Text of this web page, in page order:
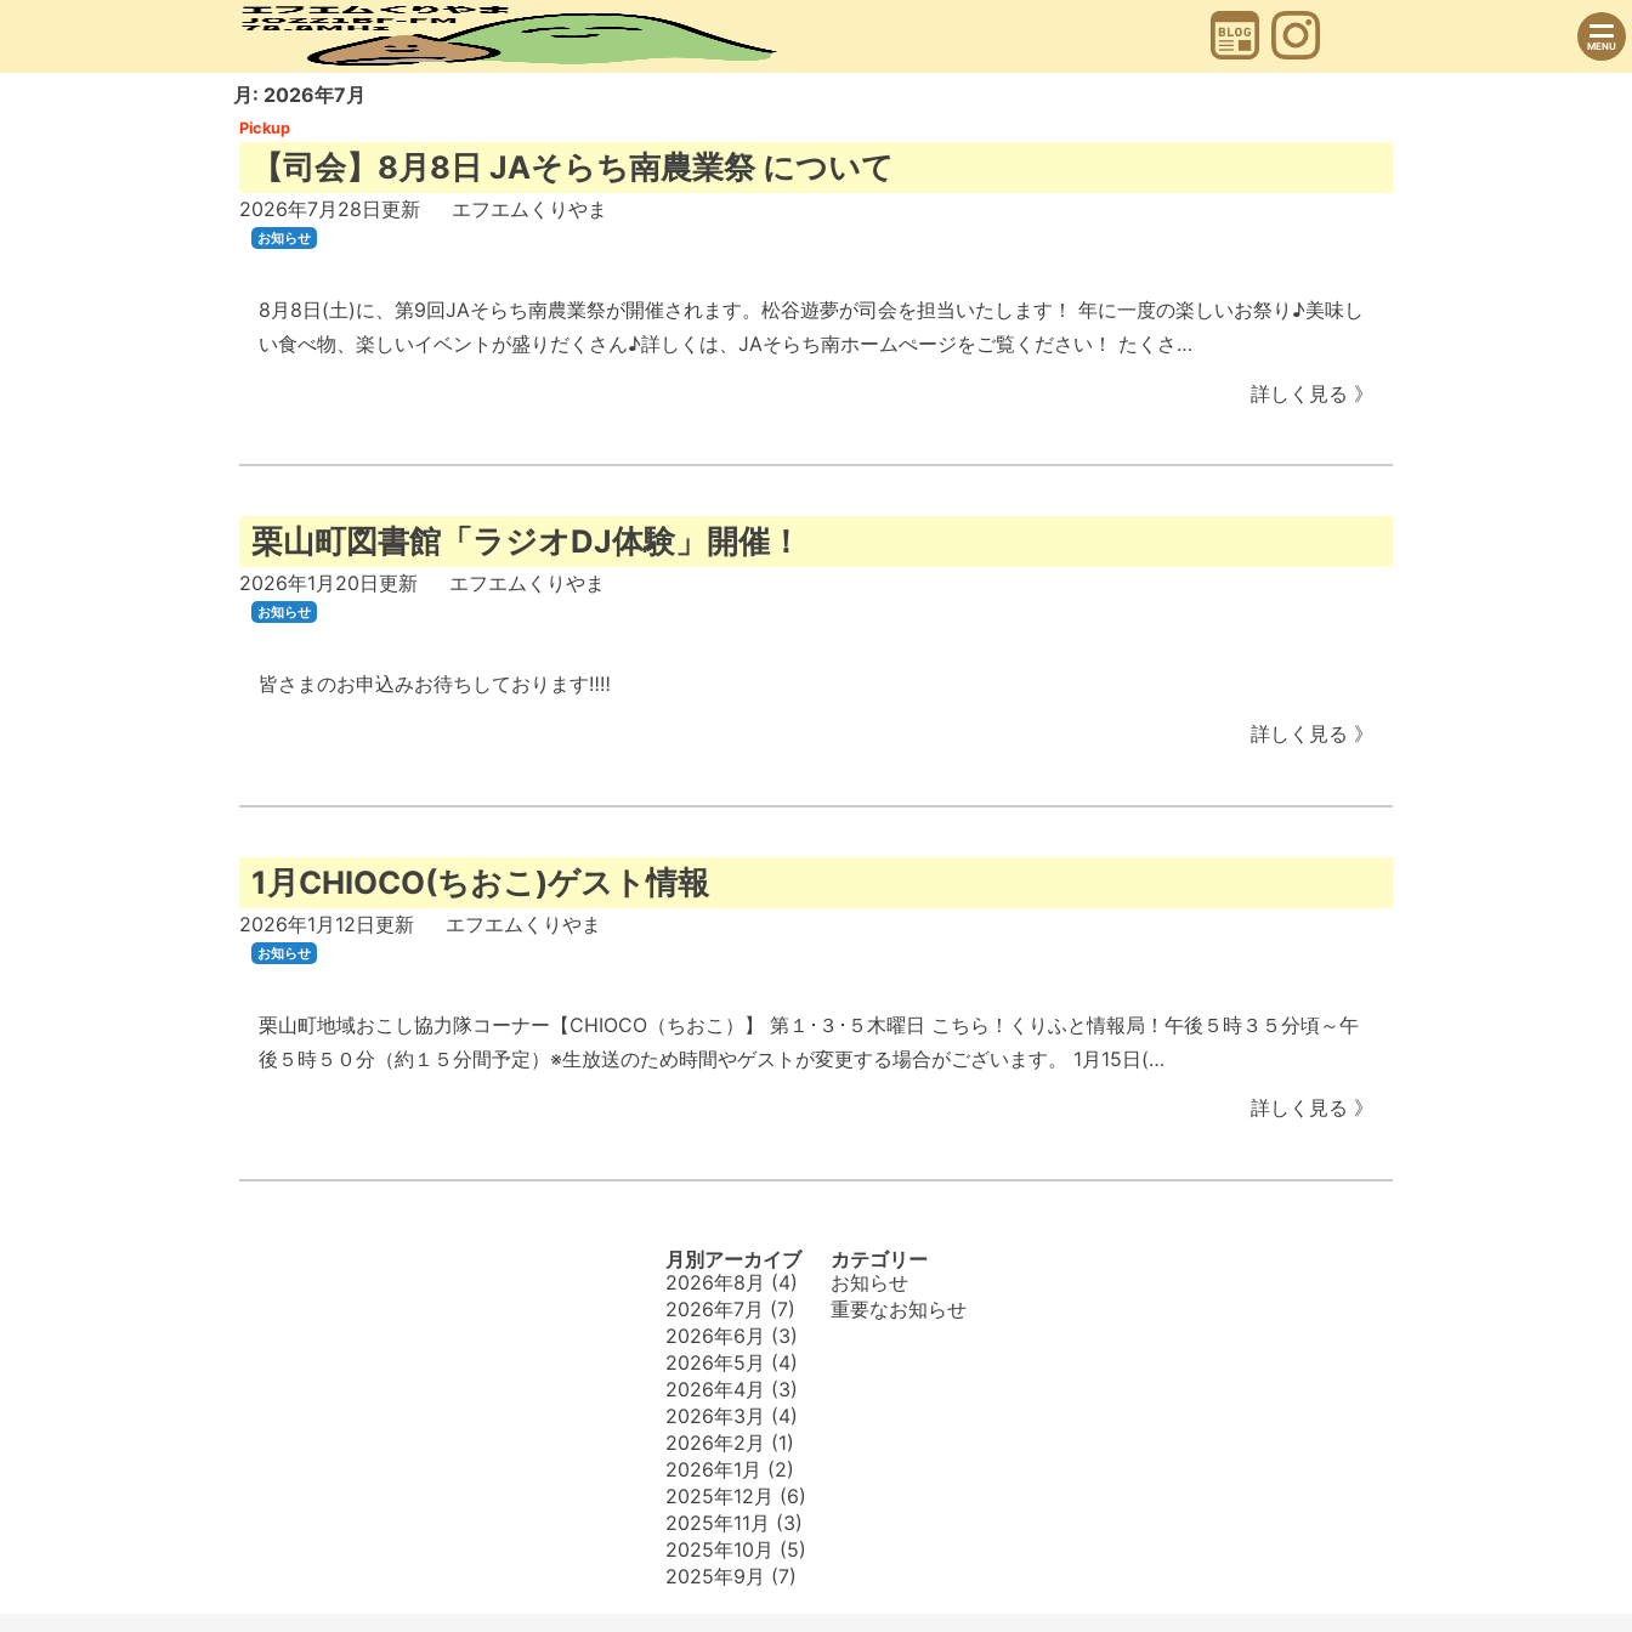
MENU
月: 2026年7月
Pickup
【司会】8月8日 JAそらち南農業祭 について
2026年7月28日更新 エフエムくりやま
お知らせ
8月8日(土)に、第9回JAそらち南農業祭が開催されます。松谷遊夢が司会を担当いたします！ 年に一度の楽しいお祭り♪美味し
い食べ物、楽しいイベントが盛りだくさん♪詳しくは、JAそらち南ホームぺージをご覧ください！ たくさ…
詳しく見る 》
栗山町図書館「ラジオDJ体験」開催！
2026年1月20日更新 エフエムくりやま
お知らせ
皆さまのお申込みお待ちしております‼‼
詳しく見る 》
1月CHIOCO(ちおこ)ゲスト情報
2026年1月12日更新 エフエムくりやま
お知らせ
栗山町地域おこし協力隊コーナー【CHIOCO（ちおこ）】 第１･３･５木曜日 こちら！くりふと情報局！午後５時３５分頃～午
後５時５０分（約１５分間予定）※生放送のため時間やゲストが変更する場合がございます。 1月15日(…
詳しく見る 》
月別アーカイブ
2026年8月 (4)
2026年7月 (7)
2026年6月 (3)
2026年5月 (4)
2026年4月 (3)
2026年3月 (4)
2026年2月 (1)
2026年1月 (2)
2025年12月 (6)
2025年11月 (3)
2025年10月 (5)
2025年9月 (7)
カテゴリー
お知らせ
重要なお知らせ